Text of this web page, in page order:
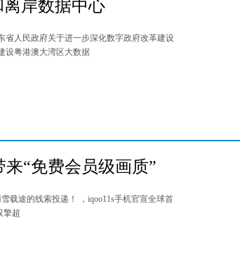
岸数据中心
人民政府关于进一步深化数字政府改革建设
设粤港澳大湾区大数据
“免费会员级画质”
载途的线索投递！ ，iqoo11s手机官宣全球首
擎超